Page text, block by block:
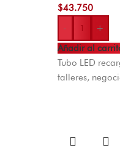
$43.750
-
+
Añadir al
Tubo LED
talleres,